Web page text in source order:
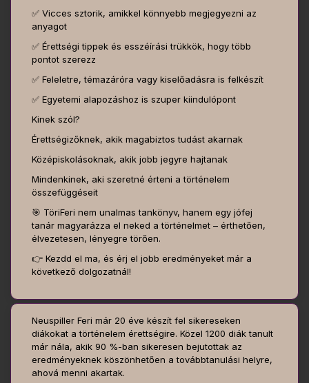
✅ Vicces sztorik, amikkel könnyebb megjegyezni az
anyagot
✅ Érettségi tippek és esszéírási trükkök, hogy több
pontot szerezz
✅ Feleletre, témazáróra vagy kiselőadásra is felkészít
✅ Egyetemi alapozáshoz is szuper kiindulópont
Kinek szól?
Érettségizőknek, akik magabiztos tudást akarnak
Középiskolásoknak, akik jobb jegyre hajtanak
Mindenkinek, aki szeretné érteni a történelem
összefüggéseit
🎯 TöriFeri nem unalmas tankönyv, hanem egy jófej
tanár magyarázza el neked a történelmet – érthetően,
élvezetesen, lényegre törően.
👉 Kezdd el ma, és érj el jobb eredményeket már a
következő dolgozatnál!
Neuspiller Feri már 20 éve készít fel sikereseken
diákokat a történelem érettségire. Közel 1200 diák tanult
már nála, akik 90 %-ban sikeresen bejutottak az
eredményeknek köszönhetően a továbbtanulási helyre,
ahová menni akartak.